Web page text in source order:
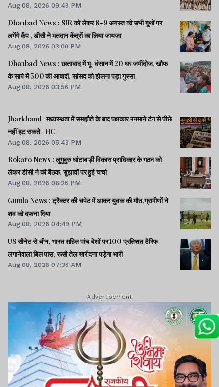
Aug 08, 2026 09:49 PM
Dhanbad News : SIR को लेकर 8-9 अगस्त को सभी बूथों पर
लगेंगे कैंप , डीसी ने मतदान केंद्रों का लिया जायजा
Aug 08, 2026 03:00 PM
Dhanbad News : छाताबाद में भू-धंसान में 20 घर जमींदोज, खौफ
के साये में 500 की आबादी, सांसद को झेलना पड़ा गुस्सा
Aug 08, 2026 03:56 PM
Jharkhand : मध्यस्थता में समझौते के बाद पक्षकार मनमाने ढंग से पीछे
नहीं हट सकते- HC
Aug 08, 2026 05:43 PM
Bokaro News : लुगुबुरु घांटाबाड़ी विकास प्राधिकार के गठन को
लेकर डीसी ने की बैठक, सुझावों पर हुई चर्चा
Aug 08, 2026 06:26 PM
Gumla News : ट्रैक्टर की चपेट में आकर युवक की मौत,ग्रामीणों ने
शव को दफना दिया
Aug 08, 2026 04:49 PM
US सीनेट से चीन, भारत सहित पांच देशों पर 100 प्रतिशत टैरिफ
लगानेवाला बिल पास, रूसी तेल खरीदना पड़ेगा भारी
Aug 08, 2026 07:36 AM
Advertisement